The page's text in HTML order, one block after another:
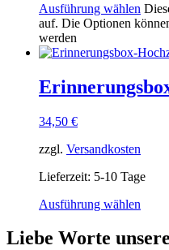
Ausführung wählen
auf. Die Optionen
werden
34,50 €
zzgl. Versandkosten
Lieferzeit: 5-10 Tage
Ausführung wählen
Liebe Worte